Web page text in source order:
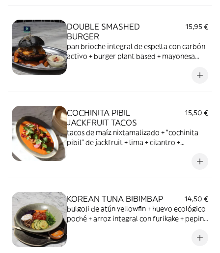
DOUBLE SMASHED
BURGER
15,95 €
pan brioche integral de espelta con carbón
activo + burger plant based + mayonesa
asada + salsa "cheddar"+ boniatos con salsa
COCHINITA PIBIL
JACKFRUIT TACOS
15,50 €
tacos de maíz nixtamalizado + "cochinita
pibil" de jackfruit + lima + cilantro +
KOREAN TUNA BIBIMBAP
14,50 €
bulgoji de atún yellowfin + huevo ecológico
poché + arroz integral con furikake + pepino